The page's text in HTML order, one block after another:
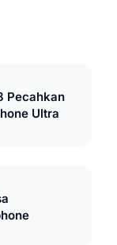
Pecahkan
Ultra